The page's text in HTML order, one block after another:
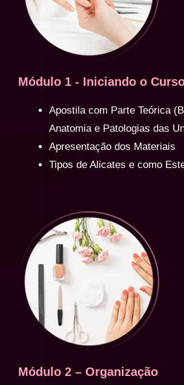
Módulo 1 - Iniciando o
Apostila com Parte Teórica
Anatomia e Patologias das
Apresentação dos Materiais
Tipos de Alicates e como
Módulo 2 – Organização